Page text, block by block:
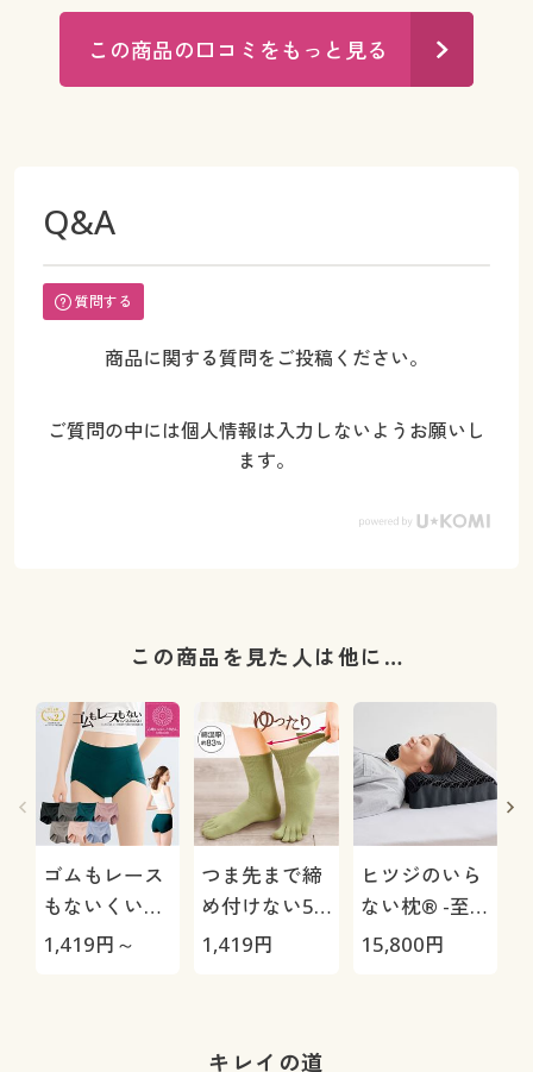
この商品の口コミをもっと見る
Q&A
質問する
商品に関する質問をご投稿ください。
ご質問の中には個人情報は入力しないようお願いし
ます。
この商品を見た人は他に…
ゴムもレース
もないくい込
みにくいショ
1,419円～
つま先まで締
め付けない5
本指ソック
1,419円
ヒツジのいら
ない枕® -至
極-
15,800円
キレイの道